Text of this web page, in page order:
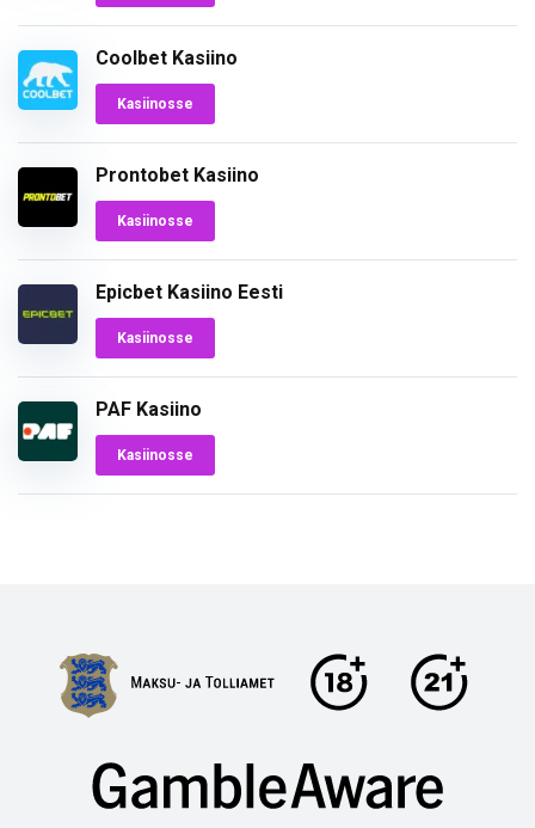
Coolbet Kasiino
Kasiinosse
Prontobet Kasiino
Kasiinosse
Epicbet Kasiino Eesti
Kasiinosse
PAF Kasiino
Kasiinosse